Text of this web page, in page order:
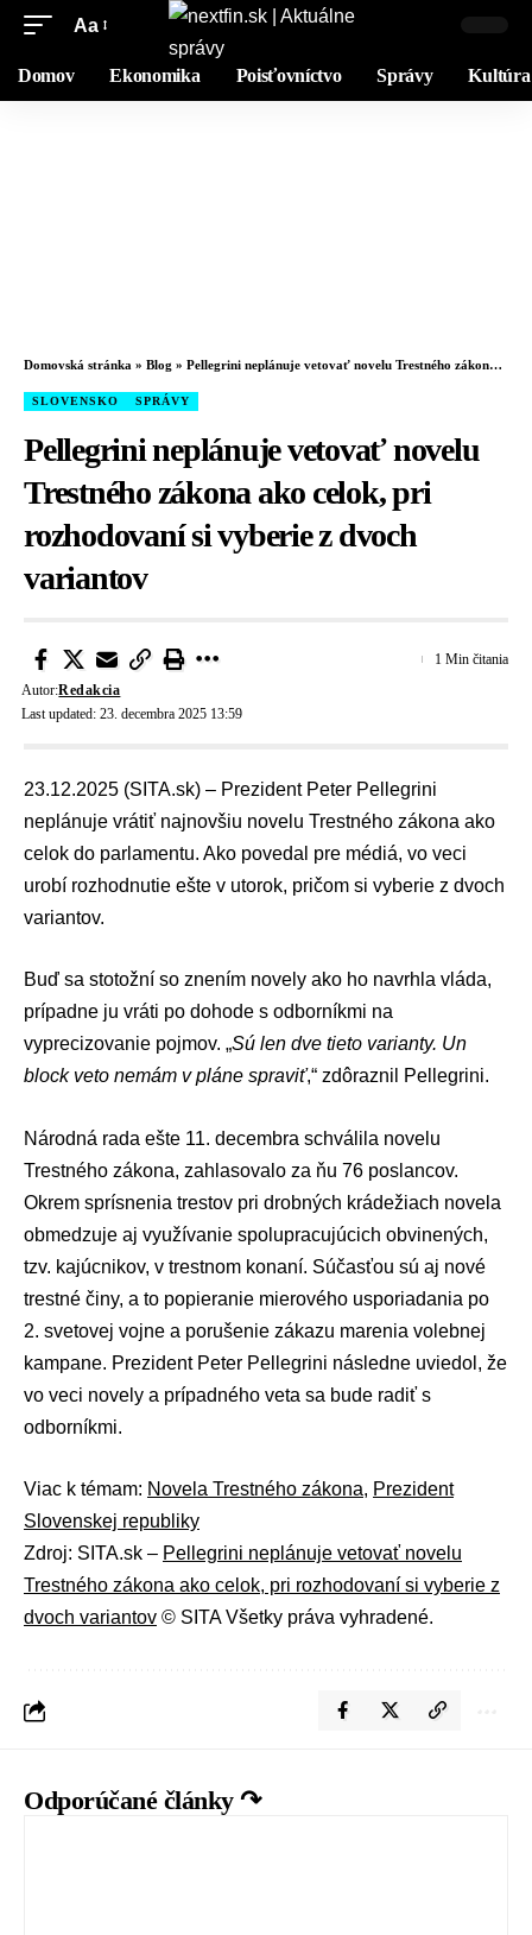
Aa
Domov Ekonomika Poisťovníctvo Správy Kultúra
Domovská stránka » Blog » Pellegrini neplánuje vetovať novelu Trestného zákona ako celok, pri rozhodovaní si vyberie z dvoch variantov
SLOVENSKO SPRÁVY
Pellegrini neplánuje vetovať novelu
Trestného zákona ako celok, pri
rozhodovaní si vyberie z dvoch
variantov
Last updated: 23. decembra 2025 13:59
Autor:Redakcia
1 Min čitania
23.12.2025 (SITA.sk) – Prezident Peter Pellegrini
neplánuje vrátiť najnovšiu novelu Trestného zákona ako
celok do parlamentu. Ako povedal pre médiá, vo veci
urobí rozhodnutie ešte v utorok, pričom si vyberie z dvoch
variantov.
Buď sa stotožní so znením novely ako ho navrhla vláda,
prípadne ju vráti po dohode s odborníkmi na
vyprecizovanie pojmov. „Sú len dve tieto varianty. Un
block veto nemám v pláne spraviť,“ zdôraznil Pellegrini.
Národná rada ešte 11. decembra schválila novelu
Trestného zákona, zahlasovalo za ňu 76 poslancov.
Okrem sprísnenia trestov pri drobných krádežiach novela
obmedzuje aj využívanie spolupracujúcich obvinených,
tzv. kajúcnikov, v trestnom konaní. Súčasťou sú aj nové
trestné činy, a to popieranie mierového usporiadania po
2. svetovej vojne a porušenie zákazu marenia volebnej
kampane. Prezident Peter Pellegrini následne uviedol, že
vo veci novely a prípadného veta sa bude radiť s
odborníkmi.
Viac k témam: Novela Trestného zákona, Prezident
Slovenskej republiky
Zdroj: SITA.sk – Pellegrini neplánuje vetovať novelu
Trestného zákona ako celok, pri rozhodovaní si vyberie z
dvoch variantov © SITA Všetky práva vyhradené.
Odporúčané články ↷